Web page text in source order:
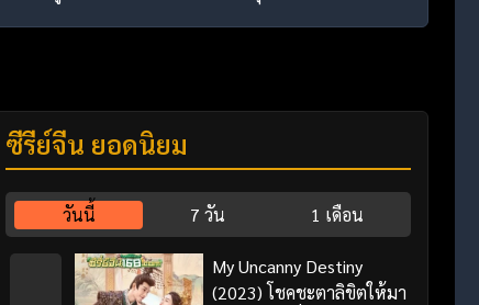
ซีรี่ย์จีน ยอดนิยม
วันนี้ 7 วัน 1 เดือน
My Uncanny Destiny
(2023) โชคชะตาลิขิตให้มา